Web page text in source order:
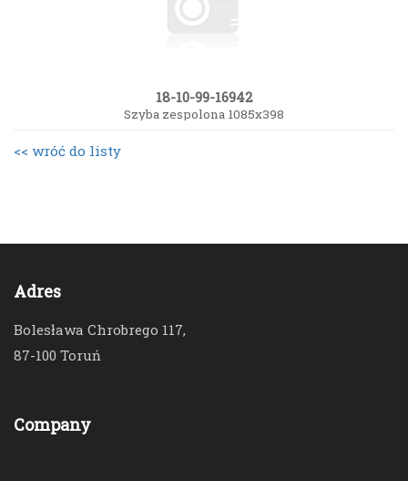
18-10-99-16942
Szyba zespolona 1085x398
<< wróć do listy
Adres
Bolesława Chrobrego 117,
87-100 Toruń
Company